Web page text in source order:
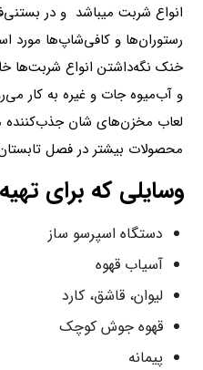
انواع شربت میباشد و در
رستوران‌ها و کافی‌شاپ‌ها مورد
خنک نگه‌داشتن انواع شربت‌ها
و آب‌میوه جات و غیره به کار
لعاب مخزن‌های شان جذب‌کننده
محصولات بیشتر در فصل تابستان
وسایلی که برای
دستگاه اسپرسو ساز
آسیاب قهوه
لیوان، قاشق، کارد
قهوه جوش کوچک
پیمانه